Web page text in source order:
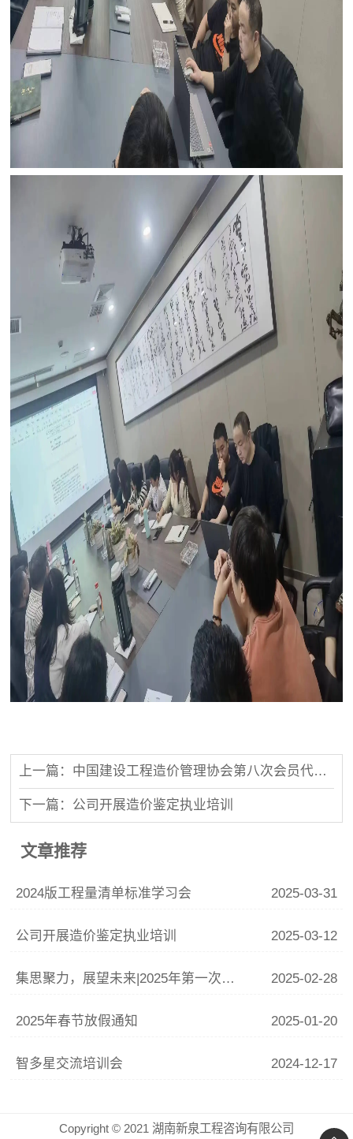
上一篇：中国建设工程造价管理协会第八次会员代表大会隆重召开
下一篇：公司开展造价鉴定执业培训
文章推荐
2024版工程量清单标准学习会 2025-03-31
公司开展造价鉴定执业培训 2025-03-12
集思聚力，展望未来|2025年第一次中高层会议 2025-02-28
2025年春节放假通知 2025-01-20
智多星交流培训会 2024-12-17
Copyright © 2021 湖南新泉工程咨询有限公司